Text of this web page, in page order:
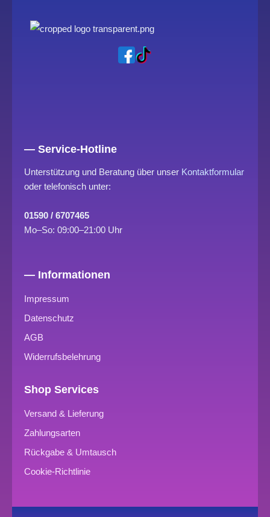
— Service-Hotline
Unterstützung und Beratung über unser Kontaktformular
oder telefonisch unter:
01590 / 6707465
Mo–So: 09:00–21:00 Uhr
— Informationen
Impressum
Datenschutz
AGB
Widerrufsbelehrung
Shop Services
Versand & Lieferung
Zahlungsarten
Rückgabe & Umtausch
Cookie-Richtlinie